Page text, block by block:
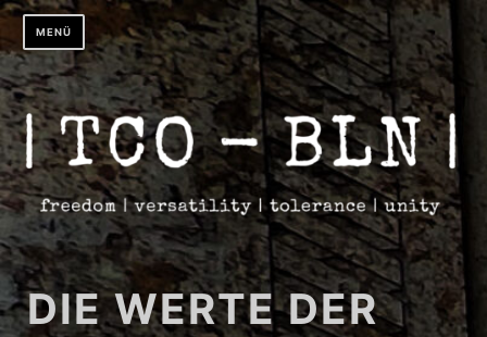
Zum
Inhalt
springen
MENÜ
DIE WERTE DER